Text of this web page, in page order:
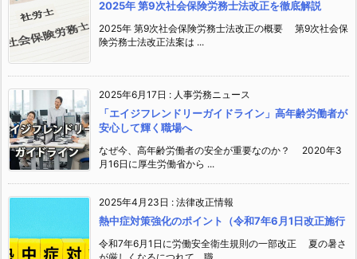
2025年 第9次社会保険労務士法改正を徹底解説
2025年 第9次社会保険労務士法改正の概要 第9次社会保
険労務士法改正法案は ...
2025年6月17日 : 人事労務ニュース
「エイジフレンドリーガイドライン」高年齢労働者が
安心して輝く職場へ
なぜ今、高年齢労働者の安全が重要なのか？ 2020年3
月16日に厚生労働省から ...
2025年4月23日 : 法律改正情報
熱中症対策強化のポイント（令和7年6月1日改正施行
令和7年6月1日に労働安全衛生規則の一部改正 夏の暑さ
が厳しくなるにつれて、職 ...